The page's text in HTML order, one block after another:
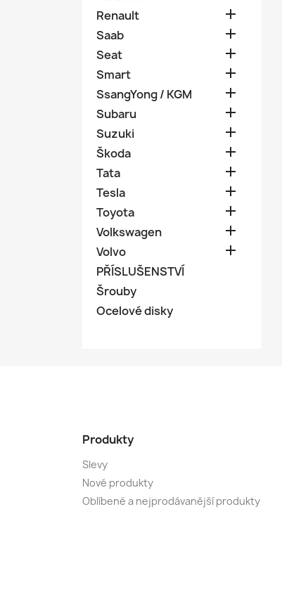
Renault 
Saab 
Seat 
Smart 
SsangYong / KGM 
Subaru 
Suzuki 
Škoda 
Tata 
Tesla 
Toyota 
Volkswagen 
Volvo 
PŘÍSLUŠENSTVÍ
Šrouby
Ocelové disky
Produkty
Slevy
Nové produkty
Oblíbené a nejprodávanější produkty